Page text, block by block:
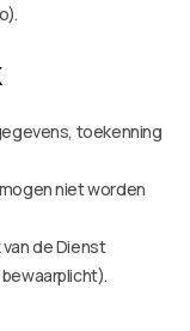
toekenning
niet worden
de Dienst